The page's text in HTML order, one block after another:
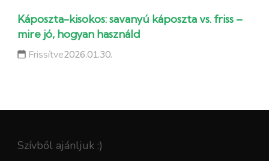
Káposzta-kisokos: savanyú káposzta vs. friss –
mire jó, hogyan használd
Frissítve2026.01.30.
Szívből ajánljuk :)